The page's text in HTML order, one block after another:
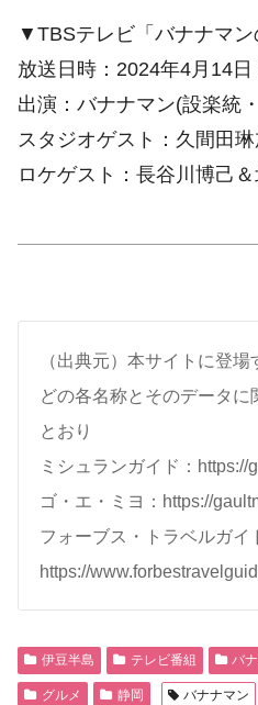
▼TBSテレビ「バナナマン
放送日時：2024年4月14
出演：バナナマン(設楽統
スタジオゲスト：久間田
ロケゲスト：長谷川博己
（出典元）本サイトに登
どの各名称とそのデータ
とおり
ミシュランガイド：https://
ゴ・エ・ミヨ：https://
フォーブス・トラベルガイ
https://
伊豆半島 テレビ番組 バ
グルメ 静岡 バナナマン